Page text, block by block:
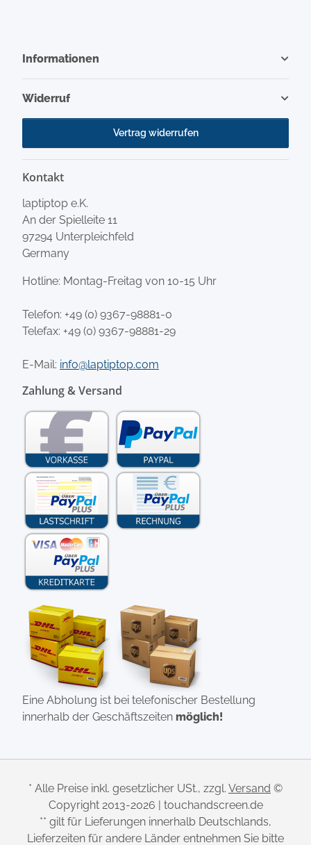
Informationen
Widerruf
Vertrag widerrufen
Kontakt
laptiptop e.K.
An der Spielleite 11
97294 Unterpleichfeld
Germany
Hotline: Montag-Freitag von 10-15 Uhr
Telefon: +49 (0) 9367-98881-0
Telefax: +49 (0) 9367-98881-29
E-Mail: info@laptiptop.com
Zahlung & Versand
Eine Abholung ist bei telefonischer Bestellung
innerhalb der Geschäftszeiten möglich!
* Alle Preise inkl. gesetzlicher USt., zzgl. Versand ©
Copyright 2013-2026 | touchandscreen.de
** gilt für Lieferungen innerhalb Deutschlands,
Lieferzeiten für andere Länder entnehmen Sie bitte